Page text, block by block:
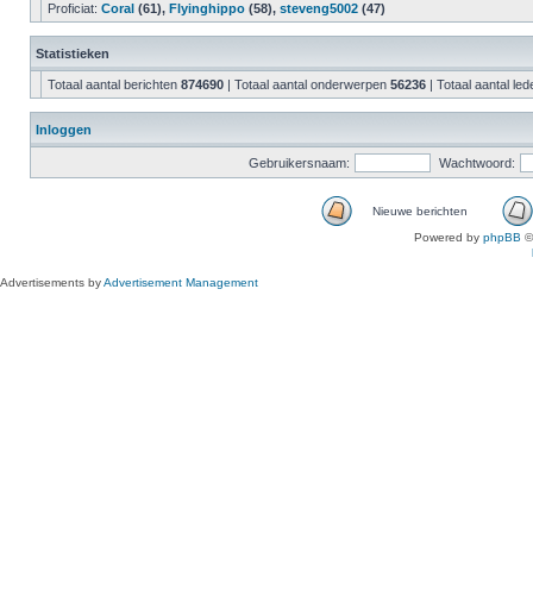
Proficiat: Coral (61), Flyinghippo (58), steveng5002 (47)
Statistieken
Totaal aantal berichten 874690 | Totaal aantal onderwerpen 56236 | Totaal aantal
Inloggen
Gebruikersnaam: Wachtwoord:
Nieuwe berichten
Powered by phpBB
Advertisements byAdvertisement Management